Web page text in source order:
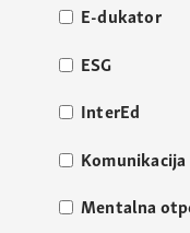
E-dukator
ESG
InterEd
Mentalna